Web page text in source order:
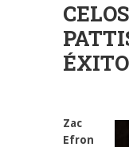
ÉXITO
Zac
Efron